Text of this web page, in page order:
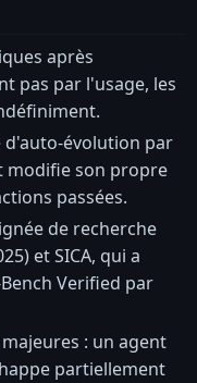
après
pas par l'usage, les
d'auto-évolution par
modifie son propre
passées.
de recherche
et SICA, qui a
Verified par
: un agent
partiellement